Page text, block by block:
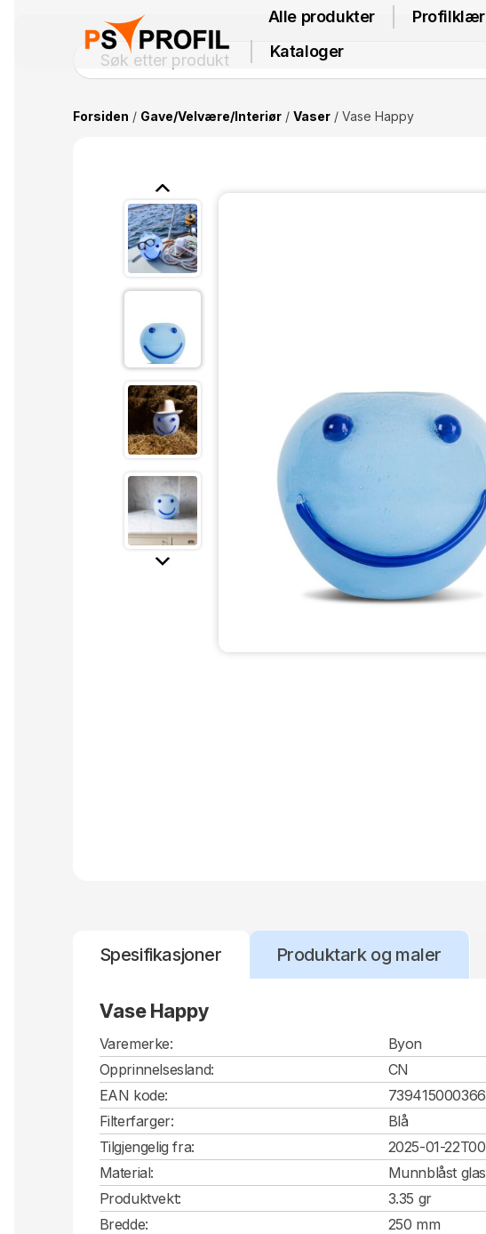
Alle produkter Profilklær
Kataloger
Forsiden / Gave/Velvære/Interiør/ Vaser/ Vase Happy
Spesifikasjoner Produktark og maler
Vase Happy
Varemerke:
Byon
Opprinnelsesland:
CN
EAN kode:
Filterfarger:
Blå
Tilgjengelig fra:
2025-01-
Material:
Munnblåst
Produktvekt:
3.35 gr
Bredde:
250 mm